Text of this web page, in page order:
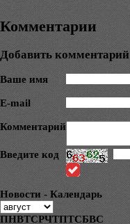
Комментарии
Добавить комментарий
Ваше имя
E-mail
Комментарий
Введите код
Новости - Календарь
ПНВТСРЧТПТСБВС